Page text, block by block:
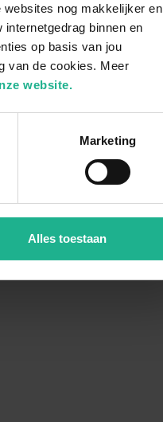
nog makkelijker en
binnen en
op basis van jou
van de cookies. Meer
website.
Marketing
Alles toestaan